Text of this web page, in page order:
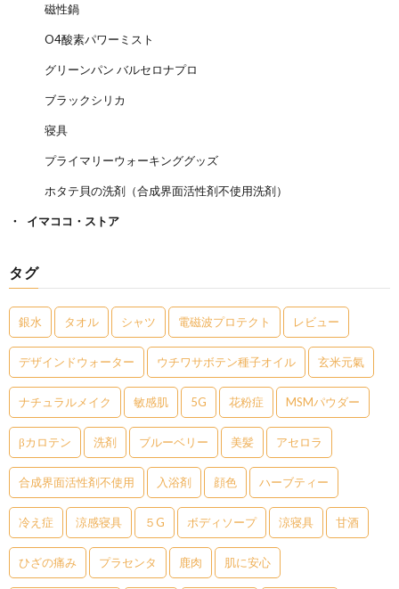
磁性鍋
O4酸素パワーミスト
グリーンパン バルセロナプロ
ブラックシリカ
寝具
プライマリーウォーキンググッズ
ホタテ貝の洗剤（合成界面活性剤不使用洗剤）
イマココ・ストア
タグ
銀水 タオル シャツ 電磁波プロテクト レビュー
デザインドウォーター ウチワサボテン種子オイル 玄米元氣
ナチュラルメイク 敏感肌 5G 花粉症 MSMパウダー
βカロテン 洗剤 ブルーベリー 美髪 アセロラ
合成界面活性剤不使用 入浴剤 顔色 ハーブティー
冷え症 涼感寝具 ５G ボディソープ 涼寝具 甘酒
ひざの痛み プラセンタ 鹿肉 肌に安心